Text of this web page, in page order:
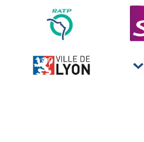
On-board road signs